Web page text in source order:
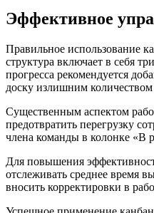
Эффективное
Правильное использование
структура включает в себя
прогресса рекомендуется
доску излишним количеством
Существенным аспектом
предотвратить перегрузку
члена команды в колонке «В
Для повышения
отслеживать среднее время
вносить корректировки в